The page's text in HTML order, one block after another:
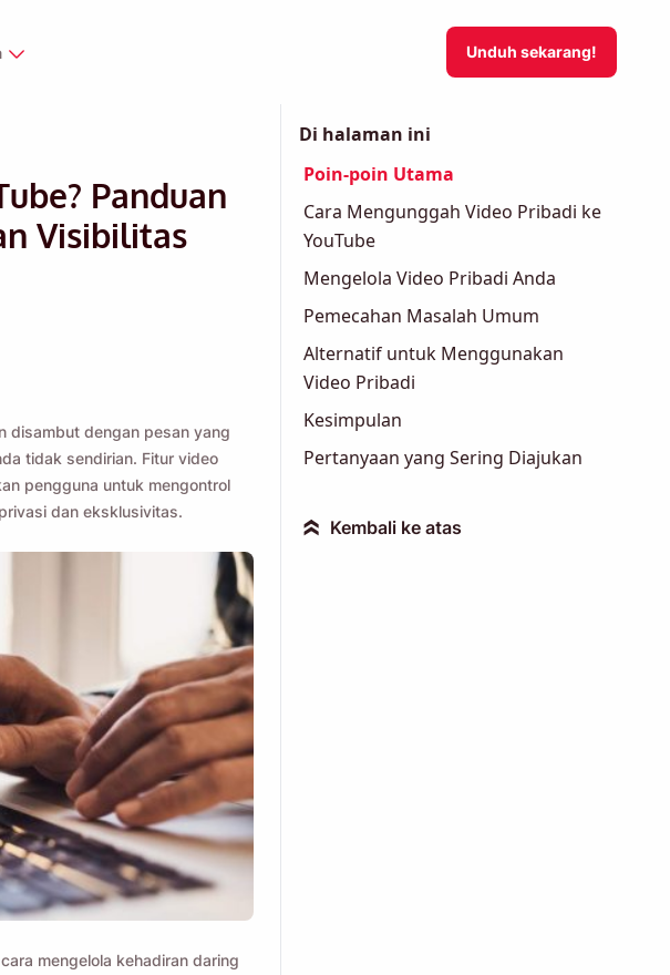
Unduh sekarang!
Panduan
Visibilitas
disambut dengan pesan yang
tidak sendirian. Fitur video
pengguna untuk mengontrol
dan eksklusivitas.
mengelola kehadiran daring
Di halaman ini
Poin-poin Utama
Cara Mengunggah Video Pribadi ke
YouTube
Mengelola Video Pribadi Anda
Pemecahan Masalah Umum
Alternatif untuk Menggunakan
Video Pribadi
Kesimpulan
Pertanyaan yang Sering Diajukan
» Kembali ke atas